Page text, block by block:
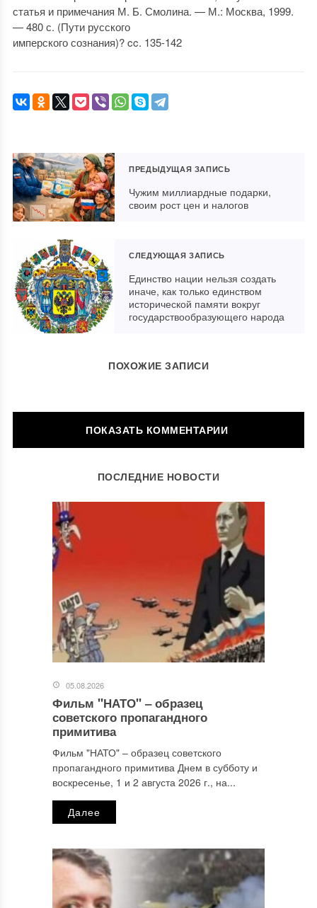
статья и примечания М. Б. Смолина. — М.: Москва, 1999.
— 480 с. (Пути русского
имперского сознания)? cc. 135-142
ПРЕДЫДУЩАЯ ЗАПИСЬ
Чужим миллиардные подарки,
своим рост цен и налогов
СЛЕДУЮЩАЯ ЗАПИСЬ
Единство нации нельзя создать
иначе, как только единством
исторической памяти вокруг
государствообразующего народа
ПОХОЖИЕ ЗАПИСИ
ОСТАВИТЬ КОММЕНТАРИЙ
Ваш адрес email не будет опубликован. Обязательные поля
Комментарий*
ПОСЛЕДНИЕ НОВОСТИ
05.08.2026
Фильм "НАТО" ‒ образец
советского пропагандного
примитива
Фильм "НАТО" ‒ образец советского
пропагандного примитива Днем в субботу и
воскресенье, 1 и 2 августа 2026 г., на...
Далее